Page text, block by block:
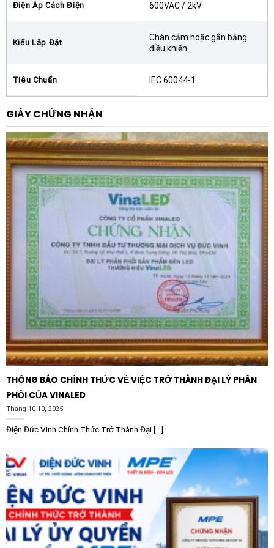
và chắc chắn.
cách điện cao cấp, có khả năng chống cháy và chịu
giảm thiểu tổn hao năng lượng và duy trì hiệu suất
Khả năng tương thích hoàn hảo:
được thiết kế để phối hợp tốt nhất với các dòng rơ
le bảo vệ điện tử EOCR của Schneider, tạo thành
một hệ thống bảo vệ động cơ toàn diện.
Lợi ích khi lắp đặt Biến dòng Schneider
3CT (100 ~ 400)
Việc sử dụng Biến dòng Schneider 3CT (100 ~ 400)
bảo vệ 3 pha dải dòng 100-400/5A chân cắm mang lại
những giá trị thiết thực cho hệ thống điện công nghiệp:
Đầu tiên, sản phẩm giúp bảo vệ an toàn cho các thiết
bị đắt tiền như động cơ, máy nén và hệ thống băng tải
bằng cách cung cấp tín hiệu chính xác cho rơ le ngắt
mạch kịp thời khi có sự cố. Điều này giúp giảm thiểu rủi
ro cháy nổ và hư hại thiết bị.
Thứ hai, thiết kế chuẩn hóa của Schneider giúp doanh
nghiệp dễ dàng trong việc bảo trì, thay thế và nâng cấp
hệ thống. Với uy tín toàn cầu, việc lựa chọn biến dòng
Schneider còn giúp tăng giá trị và sự chuyên nghiệp
cho các công trình tủ điện.
Ứng dụng thực tế của sản phẩm
Nhờ dải dòng rộng và tính linh hoạt, Biến dòng
Schneider 3CT (100 ~ 400) bảo vệ 3 pha dải dòng
100-400/5A chân cắm được ứng dụng rộng rãi trong:
Tủ điện phân phối:Dùng để đo lường dòng điện
Điện Áp Cách Điện 600VAC / 2kV
Kiểu Lắp Đặt
Chân cắm hoặc gắn bảng
điều khiển
Tiêu Chuẩn IEC 60044-1
GIẤY CHỨNG NHẬN
THÔNG BÁO CHÍNH THỨC VỀ VIỆC TRỞ THÀNH ĐẠI LÝ PHÂN
PHỐI CỦA VINALED
Tháng 10 10, 2025
Điện Đức Vinh Chính Thức Trở Thành Đại [...]